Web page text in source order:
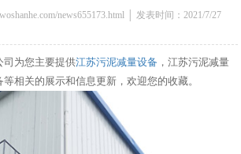
news655173.html │ 发表时间：2021/7/27
司为您主要提供江苏污泥减量设备 ，江苏污泥减量
相关的展示和信息更新，欢迎您的收藏。